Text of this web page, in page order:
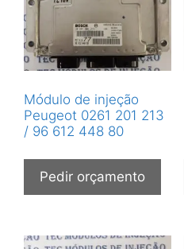
Módulo de injeção
Peugeot 0261 201 213
/ 96 612 448 80
Pedir orçamento